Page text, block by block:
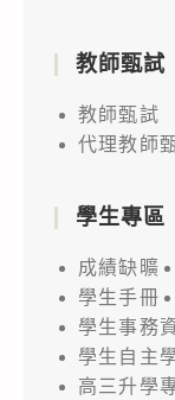
教師甄試
教師甄試
代理教師
學生專區
成績缺曠
學生手冊
學生事務
學生自主
高三升學